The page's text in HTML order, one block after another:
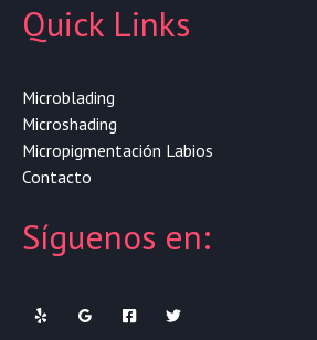
Quick Links
Microblading
Microshading
Micropigmentación Labios
Contacto
Síguenos en: